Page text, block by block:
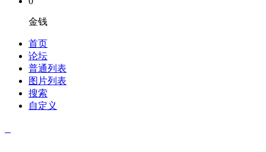
金钱
首页
论坛
普通列表
图片列表
搜索
自定义